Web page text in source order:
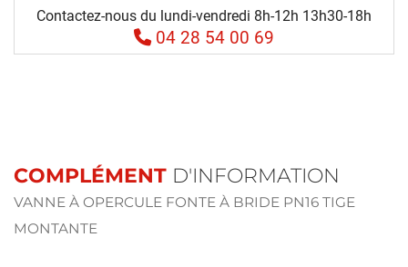
Contactez-nous du lundi-vendredi 8h-12h 13h30-18h
04 28 54 00 69
COMPLÉMENT D'INFORMATION
VANNE À OPERCULE FONTE À BRIDE PN16 TIGE
MONTANTE